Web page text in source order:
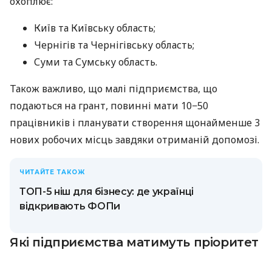
Київ та Київську область;
Чернігів та Чернігівську область;
Суми та Сумську область.
Також важливо, що малі підприємства, що
подаються на грант, повинні мати 10−50
працівників і планувати створення щонайменше 3
нових робочих місць завдяки отриманій допомозі.
ЧИТАЙТЕ ТАКОЖ
ТОП-5 ніш для бізнесу: де українці
відкривають ФОПи
Які підприємства матимуть пріоритет